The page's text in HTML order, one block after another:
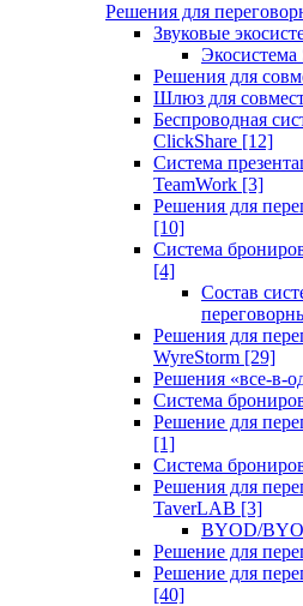
Решения для
Звуковые
Экосистема
Решения для
Шлюз для
Беспроводная
ClickShare [12]
Система
TeamWork [3]
Решения для
[10]
Система
[4]
Состав
Решения для
WyreStorm [29]
Решения «все-в-
Система
Решение для
[1]
Система
Решения для
TaverLAB [3]
BYOD/
Решение для
Решение для
[40]